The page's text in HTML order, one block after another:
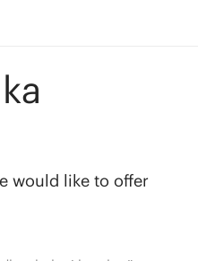
would like to offer